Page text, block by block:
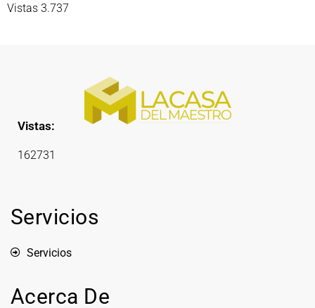
Vistas 3.737
Vistas:
162731
Servicios
Servicios
Acerca De